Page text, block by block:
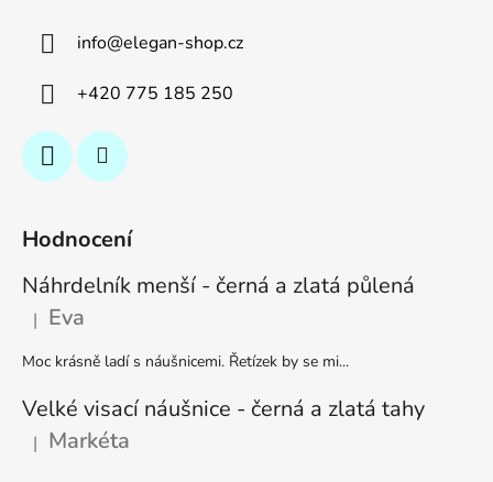
info@elegan-shop.cz
+420 775 185 250
Hodnocení
Náhrdelník menší - černá a zlatá půlená
Hodnocení produktu je 5 z 5 hvězdiček.
| Eva
Moc krásně ladí s náušnicemi. Řetízek by se mi...
Velké visací náušnice - černá a zlatá tahy
Hodnocení produktu je 5 z 5 hvězdiček.
| Markéta